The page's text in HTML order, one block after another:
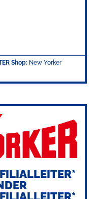
Shop: New Yorker